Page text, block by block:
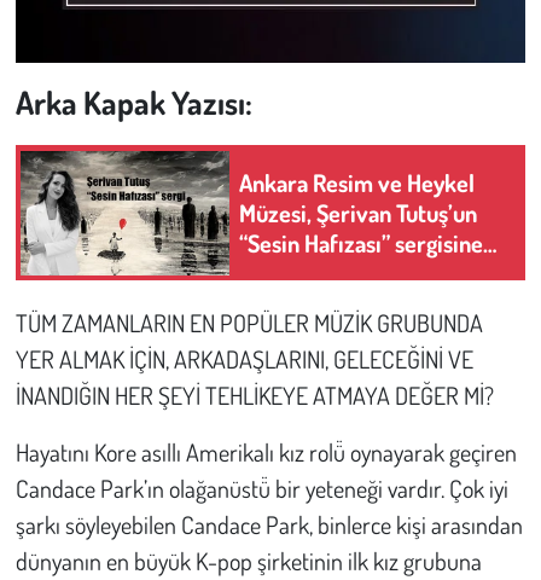
Arka Kapak Yazısı:
Ankara Resim ve Heykel
Müzesi, Şerivan Tutuş’un
“Sesin Hafızası” sergisine
ev sahipliği yapıyor
TÜM ZAMANLARIN EN POPÜLER MÜZİK GRUBUNDA
YER ALMAK İÇİN, ARKADAŞLARINI, GELECEĞİNİ VE
İNANDIĞIN HER ŞEYİ TEHLİKEYE ATMAYA DEĞER Mİ?
Hayatını Kore asıllı Amerikalı kız rolü̈ oynayarak geçiren
Candace Park’ın olağanüstü̈ bir yeteneği vardır. Çok iyi
şarkı söyleyebilen Candace Park, binlerce kişi arasından
dünyanın en büyük K-pop şirketinin ilk kız grubuna